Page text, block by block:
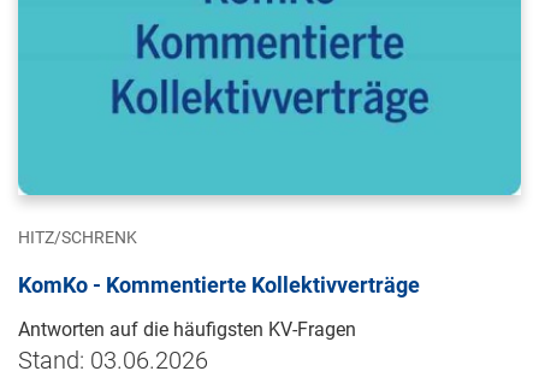
HITZ/SCHRENK
KomKo - Kommentierte Kollektivverträge
Antworten auf die häufigsten KV-Fragen
Stand: 03.06.2026